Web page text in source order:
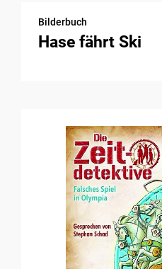
Bilderbuch
Hase fährt Ski